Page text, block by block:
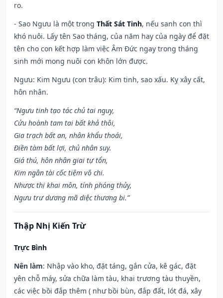
ro.
- Sao Ngưu là một trong Thất Sát Tinh, nếu sanh con thì
khó nuôi. Lấy tên Sao tháng, của năm hay của ngày để đặt
tên cho con kết hợp làm việc Âm Đức ngay trong tháng
sinh mới mong nuôi con khôn lớn được.
Ngưu: Kim Ngưu (con trâu): Kim tinh, sao xấu. Kỵ xây cất,
hôn nhân.
“Ngưu tinh tạo tác chủ tai nguy,
Cửu hoành tam tai bất khả thôi,
Gia trạch bất an, nhân khẩu thoái,
Điền tàm bất lợi, chủ nhân suy.
Giá thú, hôn nhân giai tự tổn,
Kim ngân tài cốc tiệm vô chi.
Nhược thị khai môn, tính phóng thủy,
Ngưu trư dương mã diệc thương bi.”
Thập Nhị Kiến Trừ
Trực Bình
Nên làm: Nhập vào kho, đặt táng, gắn cửa, kê gác, đặt
yên chỗ máy, sửa chữa làm tàu, khai trương tàu thuyền,
các việc bồi đắp thêm ( như bồi bùn, đắp đất, lót đá, xây